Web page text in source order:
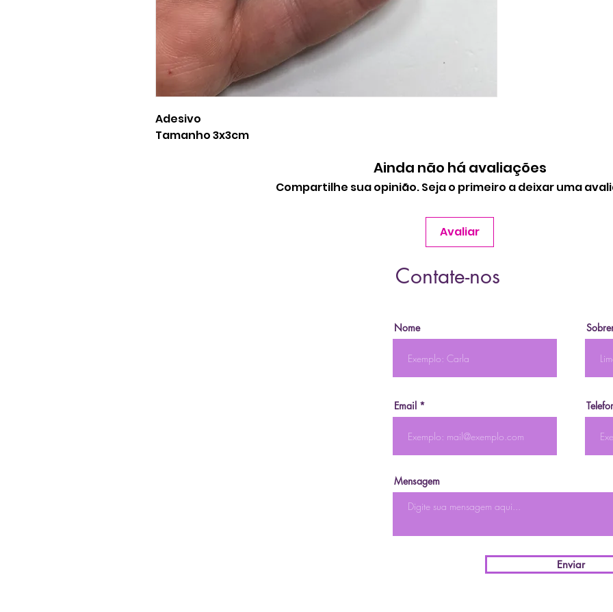
Adesivo
Tamanho 3x3cm
Ainda não há avaliações
Compartilhe sua opinião. Seja o primeiro a deixar uma
Avaliar
Contate-nos
Nome
Email
Mensagem
Enviar